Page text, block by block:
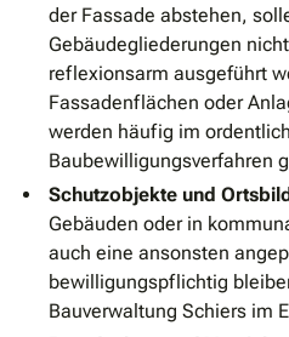
der Fassade abstehen,
Gebäudegliederungen
reflexionsarm ausgeführt
Fassadenflächen oder
werden häufig im
Baubewilligungsverfahren
Schutzobjekte und
Gebäuden oder in
auch eine ansonsten
bewilligungspflichtig
Bauverwaltung Schiers im